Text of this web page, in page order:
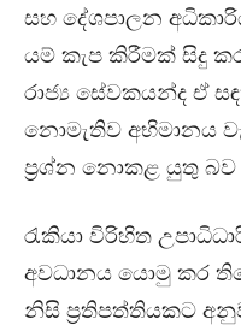
සහ දේශපාලන
යම් කැප කිරීමක් සිදු
රාජ්‍ය සේවකයන්ද ඒ
නොමැතිව අභිමානය
ප්‍රශ්න නොකළ යුතු බව
රැකියා විරිහිත
අවධානය යොමු කර
නිසි ප්‍රතිපත්තියකට